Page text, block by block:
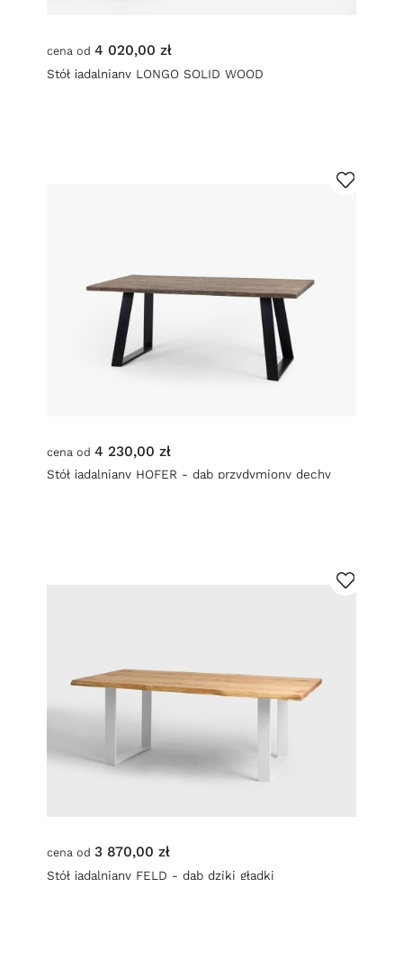
cena od 4 020,00 zł
Stół jadalniany LONGO SOLID WOOD
cena od 4 230,00 zł
Stół jadalniany HOFER - dąb przydymiony dechy
cena od 3 870,00 zł
Stół jadalniany FELD - dąb dziki gładki